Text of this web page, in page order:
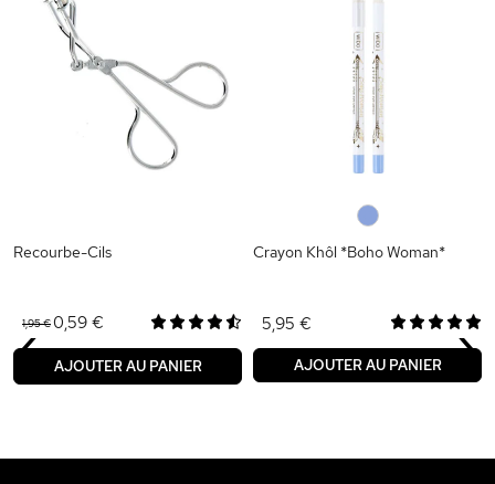
Recourbe-Cils
1,95 €0,59 €
AJOUTER AU PANIER
Crayon Khôl *Boho Woman*
5,95 €
AJOUTER AU PANIER
‹ ›